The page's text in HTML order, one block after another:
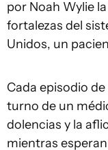
por Noah Wylie
fortalezas del
Unidos, un
Cada episodio de
turno de un
dolencias y la
mientras